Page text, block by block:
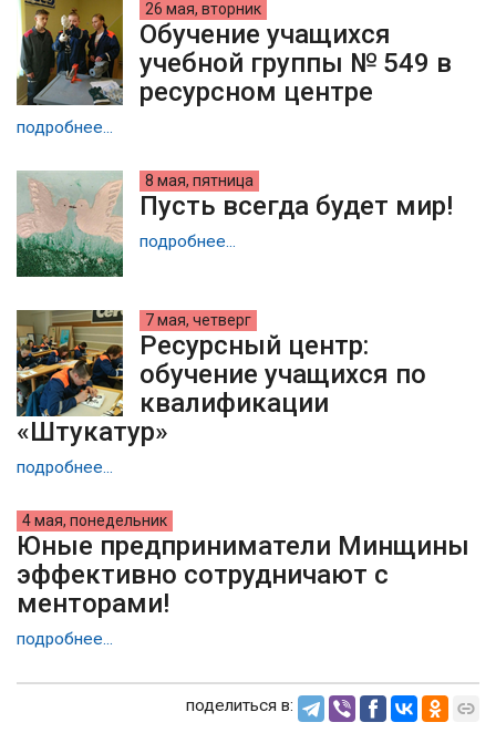
26 мая, вторник
Обучение учащихся
учебной группы № 549 в
ресурсном центре
подробнее...
8 мая, пятница
Пусть всегда будет мир!
подробнее...
7 мая, четверг
Ресурсный центр:
обучение учащихся по
квалификации
«Штукатур»
подробнее...
4 мая, понедельник
Юные предприниматели Минщины
эффективно сотрудничают с
менторами!
подробнее...
поделиться в: